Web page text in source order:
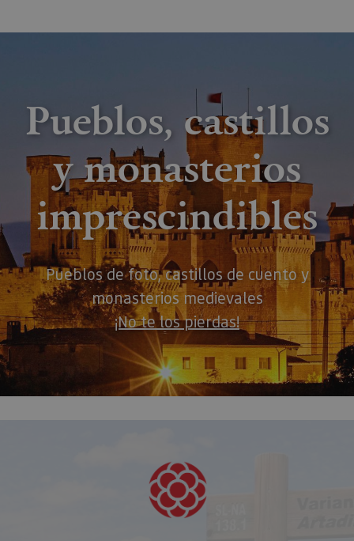
Pueblos, castillos
y monasterios
imprescindibles
Pueblos de foto, castillos de cuento y
monasterios medievales
¡No te los pierdas!